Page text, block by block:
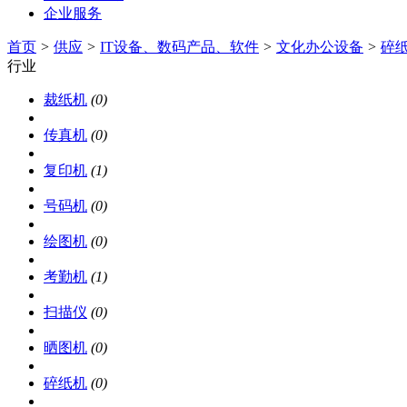
企业服务
首页 > 供应 > IT设备、数码产品、软件 > 文化办公设备 > 碎
行业
裁纸机 (0)
传真机 (0)
复印机 (1)
号码机 (0)
绘图机 (0)
考勤机 (1)
扫描仪 (0)
晒图机 (0)
碎纸机 (0)